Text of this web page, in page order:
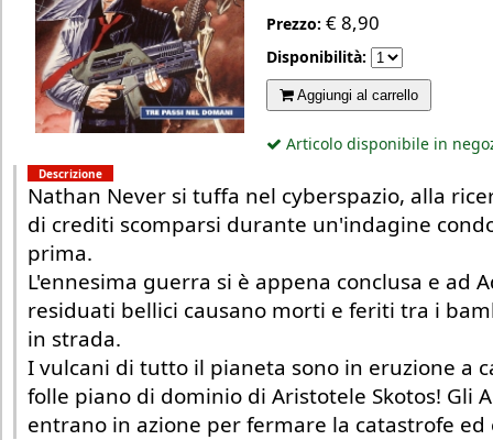
Prezzo: €8,90
Disponibilità:
Aggiungi al carrello
Articolo disponibile in
Descrizione
Nathan Never si tuffa nel cyberspazio, alla
di crediti scomparsi durante un'indagine
prima.
L'ennesima guerra si è appena conclusa e ad
residuati bellici causano morti e feriti tra i
in strada.
I vulcani di tutto il pianeta sono in eruzione a
folle piano di dominio di Aristotele Skotos! Gli
entrano in azione per fermare la catastrofe ed